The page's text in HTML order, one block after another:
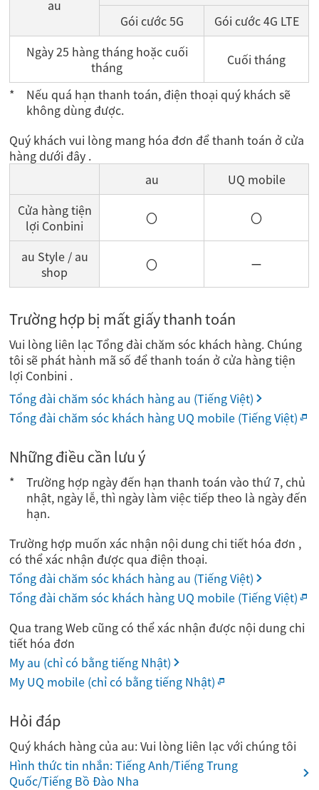
au
Gói cước 5G
Gói cước 4G LTE
Ngày 25 hàng tháng hoặc cuối
tháng
Cuối tháng
Nếu quá hạn thanh toán, điện thoại quý khách sẽ
không dùng được.
Quý khách vui lòng mang hóa đơn để thanh toán ở cửa
hàng dưới đây .
au
UQ mobile
Cửa hàng tiện
lợi Conbini
〇 〇
au Style / au
shop
〇 ー
Trường hợp bị mất giấy thanh toán
Vui lòng liên lạc Tổng đài chăm sóc khách hàng. Chúng
tôi sẽ phát hành mã số để thanh toán ở cửa hàng tiện
lợi Conbini .
Tổng đài chăm sóc khách hàng au (Tiếng Việt)
Tổng đài chăm sóc khách hàng UQ mobile (Tiếng Việt)
Những điều cần lưu ý
Trường hợp ngày đến hạn thanh toán vào thứ 7, chủ
nhật, ngày lễ, thì ngày làm việc tiếp theo là ngày đến
hạn.
Trường hợp muốn xác nhận nội dung chi tiết hóa đơn ,
có thể xác nhận được qua điện thoại.
Tổng đài chăm sóc khách hàng au (Tiếng Việt)
Tổng đài chăm sóc khách hàng UQ mobile (Tiếng Việt)
Qua trang Web cũng có thể xác nhận được nội dung chi
tiết hóa đơn
My au (chỉ có bằng tiếng Nhật)
My UQ mobile (chỉ có bằng tiếng Nhật)
Hỏi đáp
Quý khách hàng của au: Vui lòng liên lạc với chúng tôi
Hình thức tin nhắn: Tiếng Anh/Tiếng Trung
Quốc/Tiếng Bồ Đào Nha